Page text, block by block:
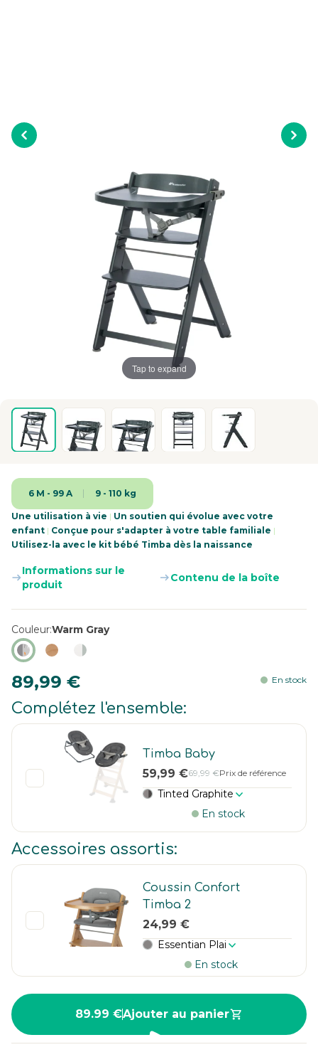
Tap to expand
6 M - 99 A 9 - 110 kg
Une utilisation à vie | Un soutien qui évolue avec votre
enfant | Conçue pour s'adapter à votre table familiale |
Utilisez-la avec le kit bébé Timba dès la naissance
Informations sur le
produit
Contenu de la boîte
CouleurWarm Gray
89,99 € En stock
Complétez l'ensemble:
Timba Baby
59,99 €69,99 €Prix de référence
Tinted Graphite
En stock
Accessoires assortis:
Coussin Confort
Timba 2
24,99 €
Essentian Plai
En stock
89.99 €Ajouter au panier